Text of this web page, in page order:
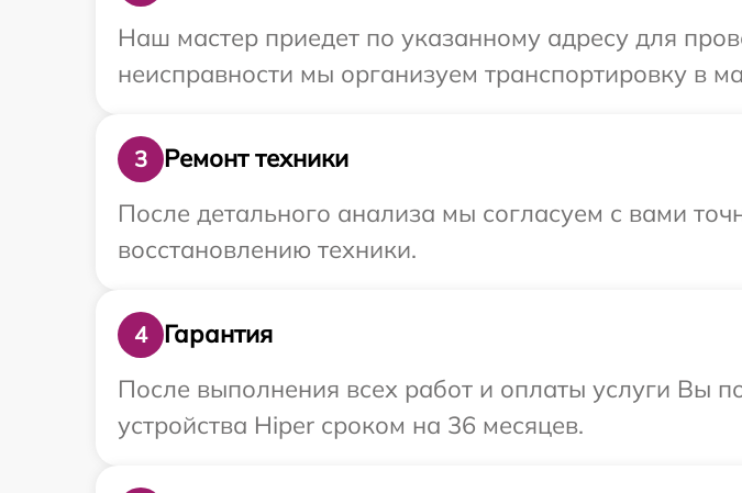
Наш мастер приедет по указанному адресу для
неисправности мы организуем транспортировку в
3
Ремонт техники
После детального анализа мы согласуем с вами
восстановлению техники.
4
Гарантия
После выполнения всех работ и оплаты услуги Вы
устройства Hiper сроком на 36 месяцев.